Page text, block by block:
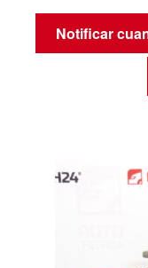
Notificar